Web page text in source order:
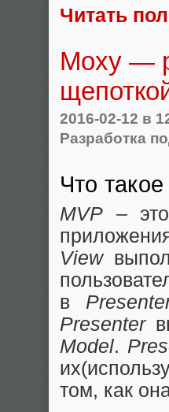
Читать
Moxy —
2016-02-12 в
Разработка
Что
MVP –
View
в
Presenter
Model.
том, как